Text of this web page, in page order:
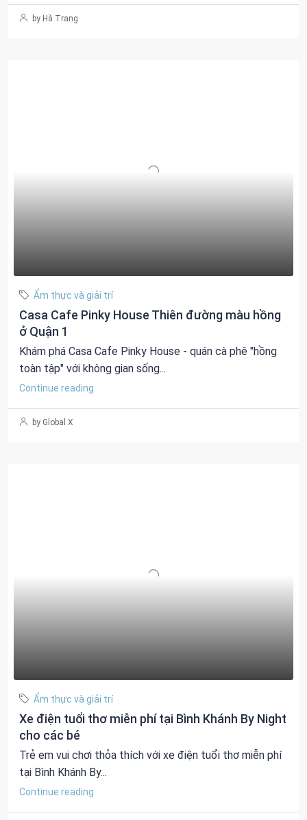
by Hà Trang
Ẩm thực và giải trí
Casa Cafe Pinky House Thiên đường màu hồng
ở Quận 1
Khám phá Casa Cafe Pinky House - quán cà phê "hồng
toàn tập" với không gian sống...
Continue reading
by Global X
Ẩm thực và giải trí
Xe điện tuổi thơ miễn phí tại Bình Khánh By Night
cho các bé
Trẻ em vui chơi thỏa thích với xe điện tuổi thơ miễn phí
tại Bình Khánh By...
Continue reading